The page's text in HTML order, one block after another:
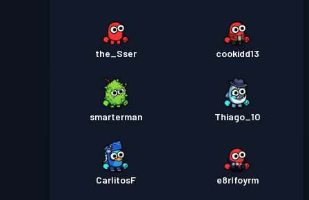
the_Sser cookidd13
smarterman Thiago_10
CarlitosF e8rlfoyrm